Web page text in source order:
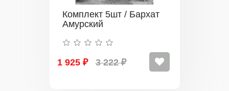
Комплект 5шт / Бархат
Амурский
1 925 ₽ 3 222 ₽